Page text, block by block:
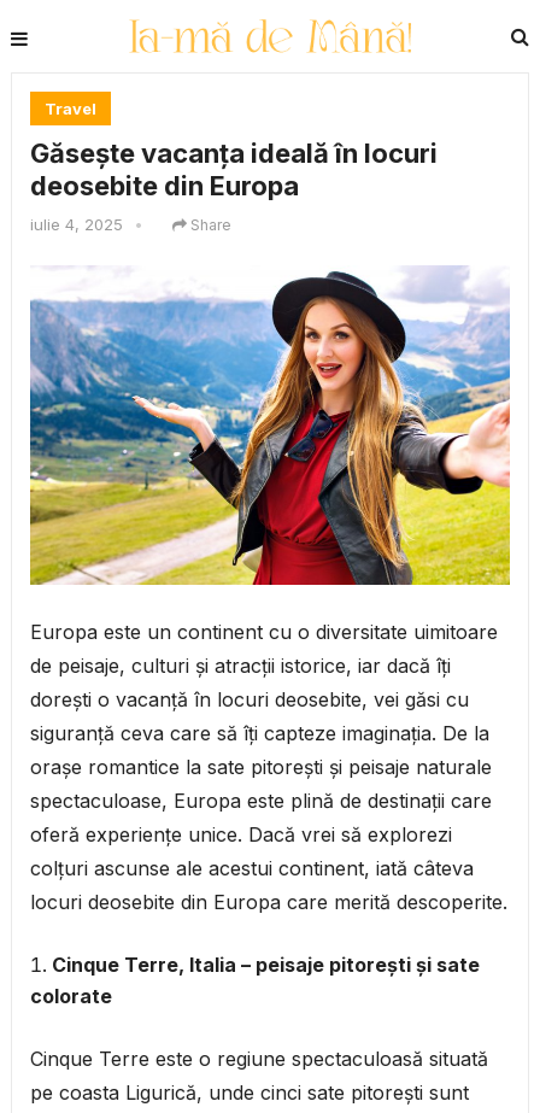
Travel
Găsește vacanța ideală în locuri
deosebite din Europa
iulie 4, 2025 • Share
Europa este un continent cu o diversitate uimitoare
de peisaje, culturi și atracții istorice, iar dacă îți
dorești o vacanță în locuri deosebite, vei găsi cu
siguranță ceva care să îți capteze imaginația. De la
orașe romantice la sate pitorești și peisaje naturale
spectaculoase, Europa este plină de destinații care
oferă experiențe unice. Dacă vrei să explorezi
colțuri ascunse ale acestui continent, iată câteva
locuri deosebite din Europa care merită descoperite.
Cinque Terre, Italia – peisaje pitorești și sate
colorate
Cinque Terre este o regiune spectaculoasă situată
pe coasta Ligurică, unde cinci sate pitorești sunt